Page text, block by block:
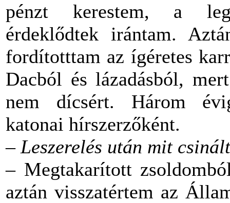
pénzt kerestem, a
érdeklődtek irántam.
fordítotttam az ígéretes
Dacból és lázadásból,
nem dícsért. Három
katonai hírszerzőként.
– Leszerelés után mit
– Megtakarított
aztán visszatértem az